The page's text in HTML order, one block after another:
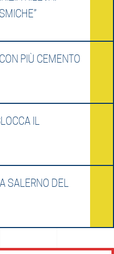
PIÙ CEMENTO
IL
SALERNO DEL